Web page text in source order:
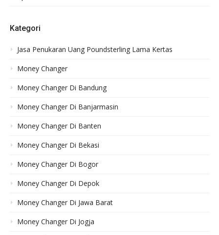
Kategori
Jasa Penukaran Uang Poundsterling Lama Kertas
Money Changer
Money Changer Di Bandung
Money Changer Di Banjarmasin
Money Changer Di Banten
Money Changer Di Bekasi
Money Changer Di Bogor
Money Changer Di Depok
Money Changer Di Jawa Barat
Money Changer Di Jogja